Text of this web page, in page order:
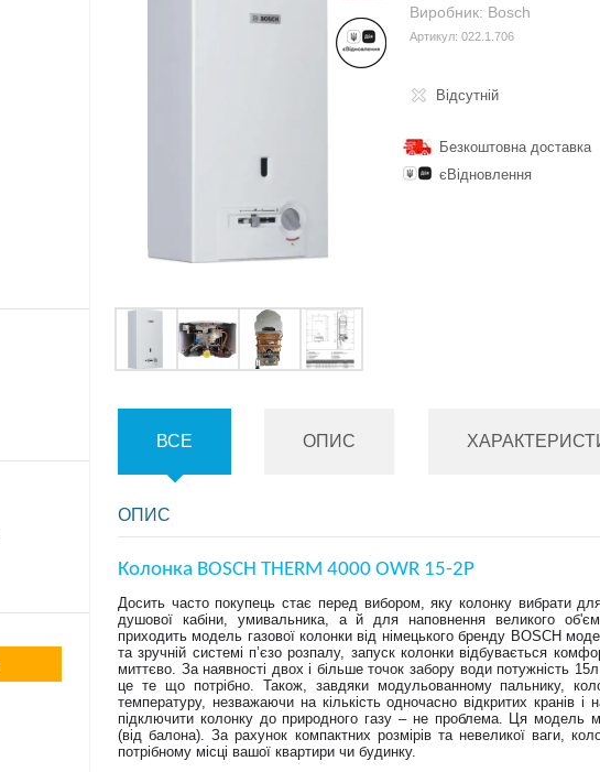
Виробник: Bosch
Артикул: 022.1.706
Відсутній
Безкоштовна доставка
єВідновлення
ВСЕ ОПИС
ОПИС
Колонка BOSCH THERM 4000 OWR 15-2Р
Досить часто покупець стає перед вибором, яку колонку вибрати
душової кабіни, умивальника, а й для наповнення великого
приходить модель газової колонки від німецького бренду BOSCH
та зручній системі п’єзо розпалу, запуск колонки відбувається
миттєво. За наявності двох і більше точок забору води потужність
це те що потрібно. Також, завдяки модульованному пальнику,
температуру, незважаючи на кількість одночасно відкритих кранів
підключити колонку до природного газу – не проблема. Ця модель
(від балона). За рахунок компактних розмірів та невеликої ваги,
потрібному місці вашої квартири чи будинку.